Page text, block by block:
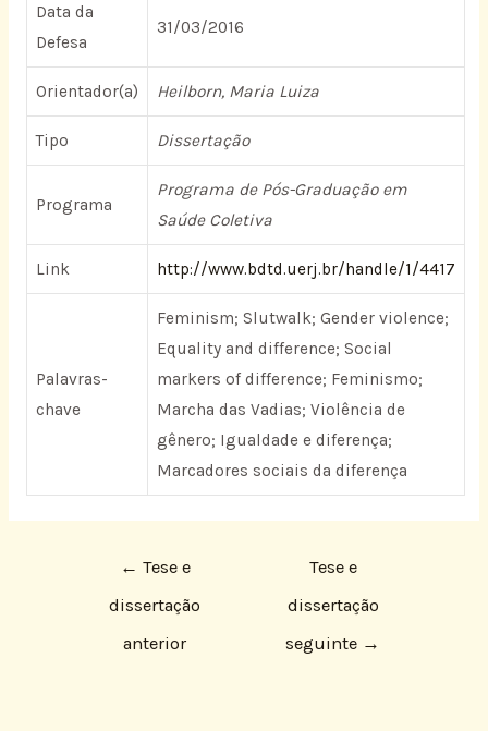
Data da
Defesa
31/03/2016
Orientador(a) Heilborn, Maria Luiza
Tipo Dissertação
Programa
Programa de Pós-Graduação em
Saúde Coletiva
Link http://www.bdtd.uerj.br/handle/1/4417
Palavras-
chave
Feminism; Slutwalk; Gender violence;
Equality and difference; Social
markers of difference; Feminismo;
Marcha das Vadias; Violência de
gênero; Igualdade e diferença;
Marcadores sociais da diferença
← Tese e
dissertação
anterior
Tese e
dissertação
seguinte →